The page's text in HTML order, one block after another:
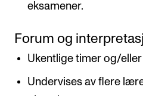
eksamener.
Forum og
Ukentlige timer og/
Undervises av flere